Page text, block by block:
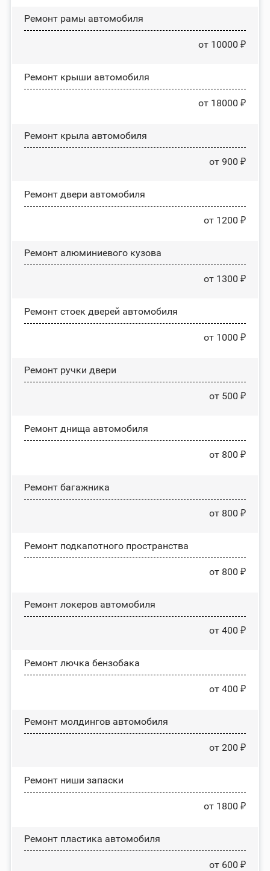
Ремонт рамы автомобиля
от 10000 ₽
Ремонт крыши автомобиля
от 18000 ₽
Ремонт крыла автомобиля
от 900 ₽
Ремонт двери автомобиля
от 1200 ₽
Ремонт алюминиевого кузова
от 1300 ₽
Ремонт стоек дверей автомобиля
от 1000 ₽
Ремонт ручки двери
от 500 ₽
Ремонт днища автомобиля
от 800 ₽
Ремонт багажника
от 800 ₽
Ремонт подкапотного пространства
от 800 ₽
Ремонт лoĸepoв автомобиля
от 400 ₽
Ремонт лючка бензобака
от 400 ₽
Ремонт молдингов автомобиля
от 200 ₽
Ремонт ниши запаски
от 1800 ₽
Ремонт пластика автомобиля
от 600 ₽